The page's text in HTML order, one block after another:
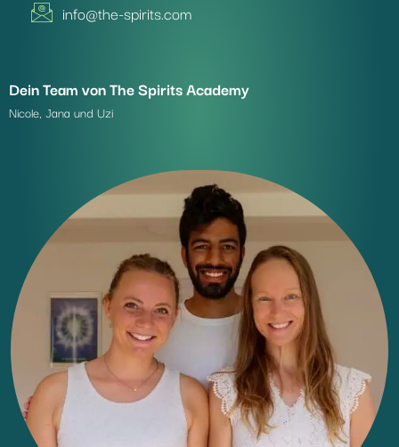
info@the-spirits.com
Dein Team von The Spirits Academy
Nicole, Jana und Uzi